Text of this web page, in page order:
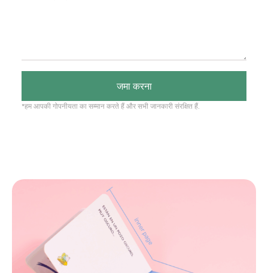
जमा करना
*हम आपकी गोपनीयता का सम्मान करते हैं और सभी जानकारी संरक्षित हैं.